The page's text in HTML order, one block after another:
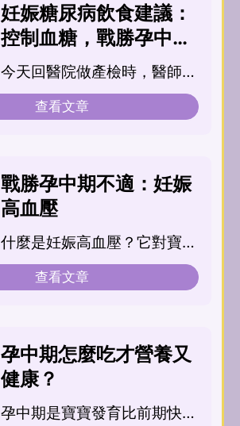
妊娠糖尿病飲食建議：
控制血糖，戰勝孕中期
妊娠糖尿病
今天回醫院做產檢時，醫師告
訴我有糖尿病的跡象，可是我
懷孕前並沒有糖尿病啊？這是
型，其中一種在孕期常常聽
到，正是「妊娠糖尿病」。約
2%-10%的媽媽，在原先沒有
糖尿病症狀的情形下，於懷孕
期間會檢測出現血糖過高的情
形。
查看文章
戰勝孕中期不適：妊娠
高血壓
什麼是妊娠高血壓？它對寶寶
跟我是不是很危險？
查看文章
孕中期怎麼吃才營養又
健康？
孕中期是寶寶發育比前期快一